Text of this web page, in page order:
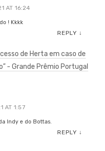
AT 16:24
! Kkkk
REPLY ↓
de Herta em caso de
- Grande Prêmio Portugal
AT 1:57
Indy e do Bottas.
REPLY ↓